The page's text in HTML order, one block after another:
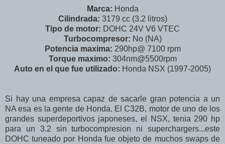
Marca: Honda
Cilindrada: 3179 cc (3.2 litros)
Tipo de motor: DOHC 24V V6 VTEC
Turbocompresor: No (NA)
Potencia maxima: 290hp@ 7100 rpm
Torque maximo: 304nm@5500rpm
Auto en el que fue utilizado: Honda NSX (1997-2005)
Si hay una empresa capaz de sacarle gran potencia a un
NA esa es la gente de Honda. El C32B, motor de uno de los
grandes superdeportivos japoneses, el NSX, tenia 290 hp
para un 3.2 sin turbocompresion ni superchargers...este
DOHC tuneado por Honda fue objeto de muchos swaps de